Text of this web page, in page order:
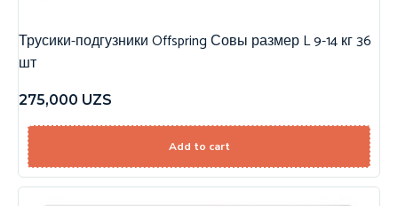
Трусики-подгузники Offspring Совы размер L 9-14 кг 36
шт
275,000 UZS
Add to cart